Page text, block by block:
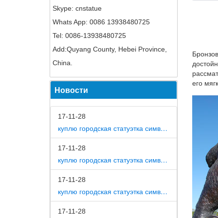
Skype: cnstatue
Whats App: 0086 13938480725
Tel: 0086-13938480725
Add:Quyang County, Hebei Province,
China.
Новости
17-11-28
куплю городская статуэтка символ собака в дом
17-11-28
куплю городская статуэтка символ собака в метро москвы
17-11-28
куплю городская статуэтка символ собака на площади революции
17-11-28
Купить
египет
его